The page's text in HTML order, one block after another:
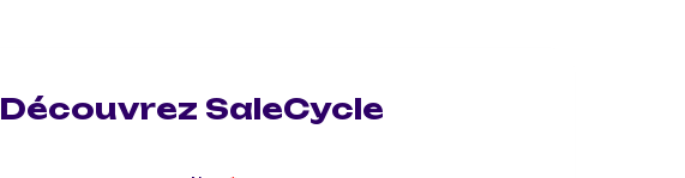
Découvrez SaleCycle